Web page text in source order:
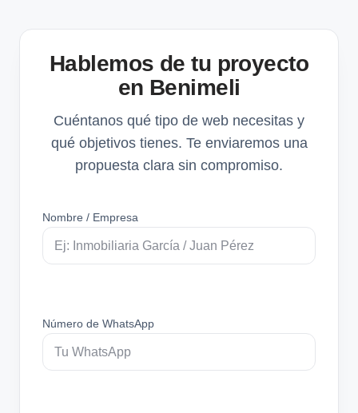
Hablemos de tu proyecto
en Benimeli
Cuéntanos qué tipo de web necesitas y
qué objetivos tienes. Te enviaremos una
propuesta clara sin compromiso.
Nombre / Empresa
Número de WhatsApp